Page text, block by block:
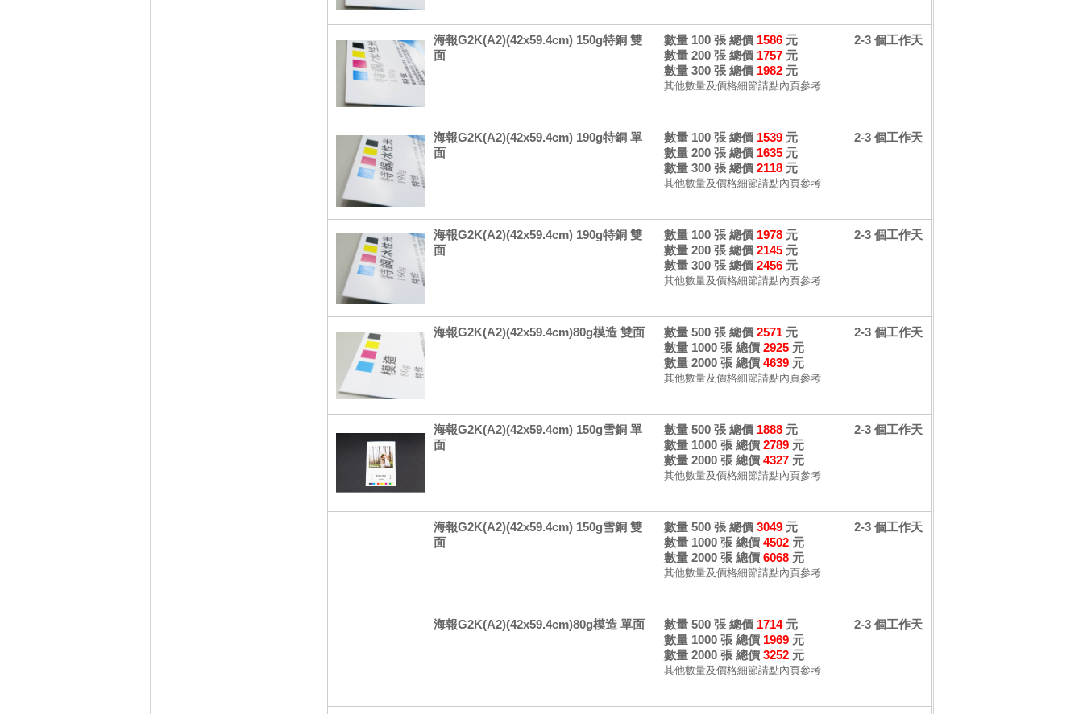
海報G2K(A2)(42x59.4cm) 150g特銅 雙
面
數量 100 張 總價 1586元
數量 200 張 總價 1757元
數量 300 張 總價 1982元
其他數量及價格細節請點內頁參考
2-3 個工作天
海報G2K(A2)(42x59.4cm) 190g特銅 單
面
數量 100 張 總價 1539元
數量 200 張 總價 1635元
數量 300 張 總價 2118元
其他數量及價格細節請點內頁參考
2-3 個工作天
海報G2K(A2)(42x59.4cm) 190g特銅 雙
面
數量 100 張 總價 1978元
數量 200 張 總價 2145元
數量 300 張 總價 2456元
其他數量及價格細節請點內頁參考
2-3 個工作天
海報G2K(A2)(42x59.4cm)80g模造 雙面 數量 500 張 總價 2571元
數量 1000 張 總價 2925元
數量 2000 張 總價 4639元
其他數量及價格細節請點內頁參考
2-3 個工作天
海報G2K(A2)(42x59.4cm) 150g雪銅 單
面
數量 500 張 總價 1888元
數量 1000 張 總價 2789元
數量 2000 張 總價 4327元
其他數量及價格細節請點內頁參考
2-3 個工作天
海報G2K(A2)(42x59.4cm) 150g雪銅 雙
面
數量 500 張 總價 3049元
數量 1000 張 總價 4502元
數量 2000 張 總價 6068元
其他數量及價格細節請點內頁參考
2-3 個工作天
海報G2K(A2)(42x59.4cm)80g模造 單面 數量 500 張 總價 1714元
數量 1000 張 總價 1969元
數量 2000 張 總價 3252元
其他數量及價格細節請點內頁參考
2-3 個工作天